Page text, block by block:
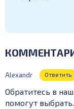
Alexandr Ответить
Обратитесь в
помогут выбрать.